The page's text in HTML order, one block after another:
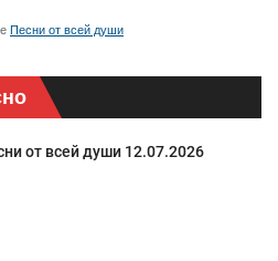
Песни от всей души
от всей души 12.07.2026